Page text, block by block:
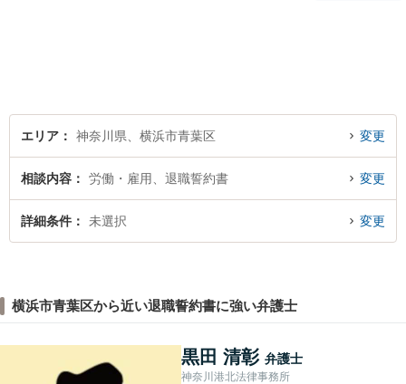
軽にご相談ください。
エリア 神奈川県、横浜市青葉区 変更
相談内容 労働・雇用、退職誓約書 変更
詳細条件 未選択 変更
横浜市青葉区から近い退職誓約書に強い弁護士
黒田 清彰 弁護士
神奈川港北法律事務所